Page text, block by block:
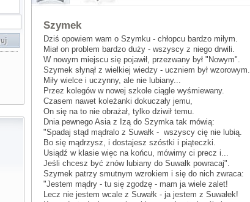
Szymek
Dziś opowiem wam o Szymku - chłopcu bardzo miłym.
Miał on problem bardzo duży - wszyscy z niego drwili.
W nowym miejscu się pojawił, przezwany był "Nowym".
Szymek słynął z wielkiej wiedzy - uczniem był wzorowym.
Miły wielce i uczynny, ale nie lubiany...
Przez kolegów w nowej szkole ciągle wyśmiewany.
Czasem nawet koleżanki dokuczały jemu,
On się na to nie obrażał, tylko dziwił temu.
Dnia pewnego Asia z Izą do Szymka tak mówią:
"Spadaj stąd mądralo z Suwałk - wszyscy cię nie lubią.
Bo się mądrzysz, i dostajesz szóstki i piąteczki.
Usiądź w klasie więc na końcu, mówimy ci precz i...
Jeśli chcesz być znów lubiany do Suwałk powracaj".
Szymek patrzy smutnym wzrokiem i się do nich zwraca:
"Jestem mądry - tu się zgodzę - mam ja wiele zalet!
Lecz nie jestem wcale z Suwałk - ja jestem z Suwałek!